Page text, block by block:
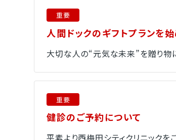
重要
人間ドックのギフトプランを
大切な人の“元気な未来”を贈り物
重要
健診のご予約について
平素より西梅田シティクリニックを